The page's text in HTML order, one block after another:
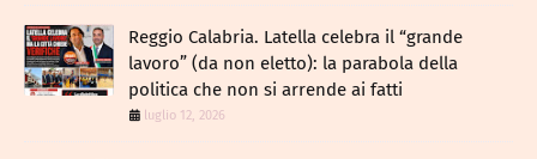
Reggio Calabria. Latella celebra il “grande
lavoro” (da non eletto): la parabola della
politica che non si arrende ai fatti
luglio 12, 2026